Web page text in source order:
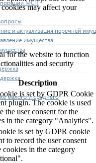
МСП
и актуализация перечней
имущества
малого и среднего
may affect your
for the website to function
and security
Description
is set by GDPR Cookie
plugin. The cookie is used
the user consent for the
in the category "Analytics".
is set by GDPR cookie
to record the user consent
cookies in the category